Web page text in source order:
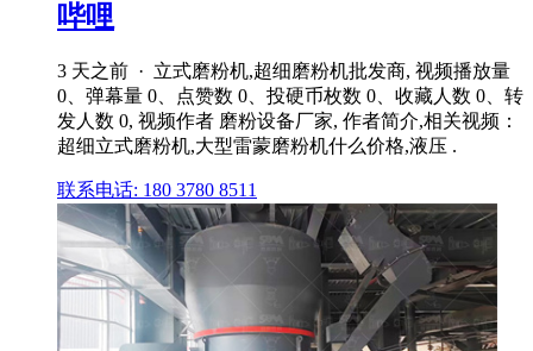
哔哩
3 天之前 · 立式磨粉机,超细磨粉机批发商, 视频播放量
0、弹幕量 0、点赞数 0、投硬币枚数 0、收藏人数 0、转
发人数 0, 视频作者 磨粉设备厂家, 作者简介,相关视频：
超细立式磨粉机,大型雷蒙磨粉机什么价格,液压 .
联系电话: 180 3780 8511